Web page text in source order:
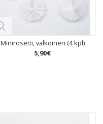
Minirosetti, valkoinen (4 kpl)
5,90€